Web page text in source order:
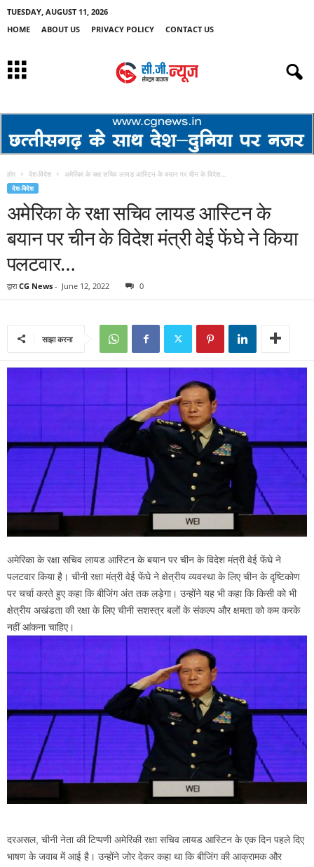
TUESDAY, AUGUST 11, 2026
HOME
ABOUT US PRIVACY POLICY CONTACT US
होम देश-विदेश अमेरिका के रक्षा सचिव लायड आस्टिन के बयान पर चीन के विदेश...
देश-विदेश
अमेरिका के रक्षा सचिव लायड आस्टिन के
बयान पर चीन के विदेश मंत्री वेई फेंघे ने किया
पलटवार…
द्वारा CG News - June 12, 2022 0
साझा करना
अमेरिका के रक्षा सचिव लायड आस्टिन के बयान पर चीन के विदेश मंत्री वेई फेंघे ने
पलटवार किया है। चीनी रक्षा मंत्री वेई फेंघे ने क्षेत्रीय व्यवस्था के लिए चीन के दृष्टिकोण
पर चर्चा करते हुए कहा कि बीजिंग अंत तक लड़ेगा। उन्होंने यह भी कहा कि किसी को भी
क्षेत्रीय अखंडता की रक्षा के लिए चीनी सशस्त्र बलों के संकल्प और क्षमता को कम करके
नहीं आंकना चाहिए।
दरअसल, चीनी नेता की टिप्पणी अमेरिकी रक्षा सचिव लायड आस्टिन के एक दिन पहले दिए
भाषण के जवाब में आई है। उन्होंने जोर देकर कहा था कि बीजिंग की आक्रामक और